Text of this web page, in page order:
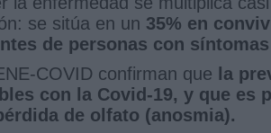
se sitúa en un 35% en
de personas con
COVID confirman que la
con la Covid-19, y que es
de olfato (anosmia).